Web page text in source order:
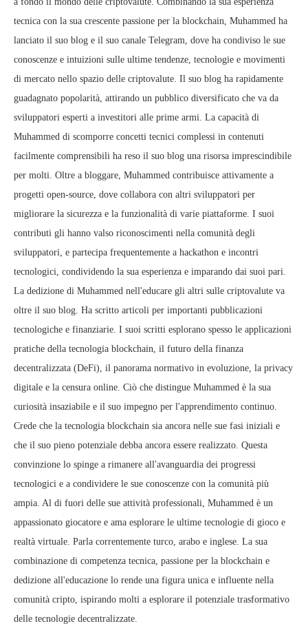
tecnica con la sua crescente passione per la blockchain, Muhammed ha
lanciato il suo blog e il suo canale Telegram, dove ha condiviso le sue
conoscenze e intuizioni sulle ultime tendenze, tecnologie e movimenti
di mercato nello spazio delle criptovalute. Il suo blog ha rapidamente
guadagnato popolarità, attirando un pubblico diversificato che va da
sviluppatori esperti a investitori alle prime armi. La capacità di
Muhammed di scomporre concetti tecnici complessi in contenuti
facilmente comprensibili ha reso il suo blog una risorsa imprescindibile
per molti. Oltre a bloggare, Muhammed contribuisce attivamente a
progetti open-source, dove collabora con altri sviluppatori per
migliorare la sicurezza e la funzionalità di varie piattaforme. I suoi
contributi gli hanno valso riconoscimenti nella comunità degli
sviluppatori, e partecipa frequentemente a hackathon e incontri
tecnologici, condividendo la sua esperienza e imparando dai suoi pari.
La dedizione di Muhammed nell'educare gli altri sulle criptovalute va
oltre il suo blog. Ha scritto articoli per importanti pubblicazioni
tecnologiche e finanziarie. I suoi scritti esplorano spesso le applicazioni
pratiche della tecnologia blockchain, il futuro della finanza
decentralizzata (DeFi), il panorama normativo in evoluzione, la privacy
digitale e la censura online. Ciò che distingue Muhammed è la sua
curiosità insaziabile e il suo impegno per l'apprendimento continuo.
Crede che la tecnologia blockchain sia ancora nelle sue fasi iniziali e
che il suo pieno potenziale debba ancora essere realizzato. Questa
convinzione lo spinge a rimanere all'avanguardia dei progressi
tecnologici e a condividere le sue conoscenze con la comunità più
ampia. Al di fuori delle sue attività professionali, Muhammed è un
appassionato giocatore e ama esplorare le ultime tecnologie di gioco e
realtà virtuale. Parla correntemente turco, arabo e inglese. La sua
combinazione di competenza tecnica, passione per la blockchain e
dedizione all'educazione lo rende una figura unica e influente nella
comunità cripto, ispirando molti a esplorare il potenziale trasformativo
delle tecnologie decentralizzate.